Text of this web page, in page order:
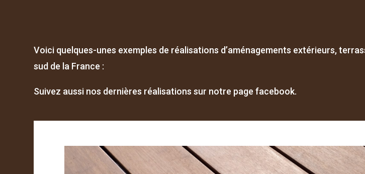
Voici quelques-unes exemples de réalisations d’aménagements extérieurs,
sud de la France :
Suivez aussi nos dernières réalisations sur notre page facebook.